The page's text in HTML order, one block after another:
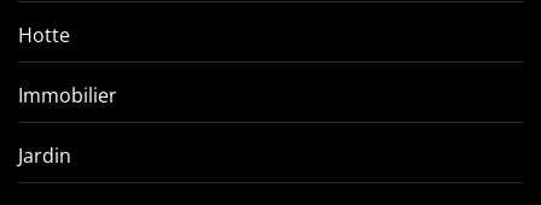
Hotte
Immobilier
Jardin